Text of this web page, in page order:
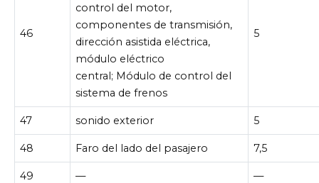
46
control del motor,
componentes de transmisión,
dirección asistida eléctrica,
módulo eléctrico
central; Módulo de control del
sistema de frenos
5
47 sonido exterior 5
48 Faro del lado del pasajero 7,5
49 — —